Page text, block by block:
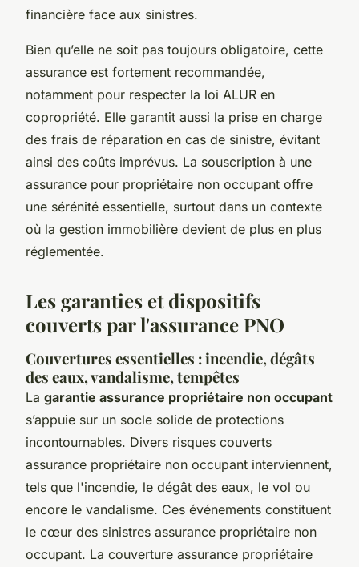
financière face aux sinistres.
Bien qu’elle ne soit pas toujours obligatoire, cette
assurance est fortement recommandée,
notamment pour respecter la loi ALUR en
copropriété. Elle garantit aussi la prise en charge
des frais de réparation en cas de sinistre, évitant
ainsi des coûts imprévus. La souscription à une
assurance pour propriétaire non occupant offre
une sérénité essentielle, surtout dans un contexte
où la gestion immobilière devient de plus en plus
réglementée.
Les garanties et dispositifs
couverts par l'assurance PNO
Couvertures essentielles : incendie, dégâts
des eaux, vandalisme, tempêtes
La garantie assurance propriétaire non occupant
s’appuie sur un socle solide de protections
incontournables. Divers risques couverts
assurance propriétaire non occupant interviennent,
tels que l'incendie, le dégât des eaux, le vol ou
encore le vandalisme. Ces événements constituent
le cœur des sinistres assurance propriétaire non
occupant. La couverture assurance propriétaire